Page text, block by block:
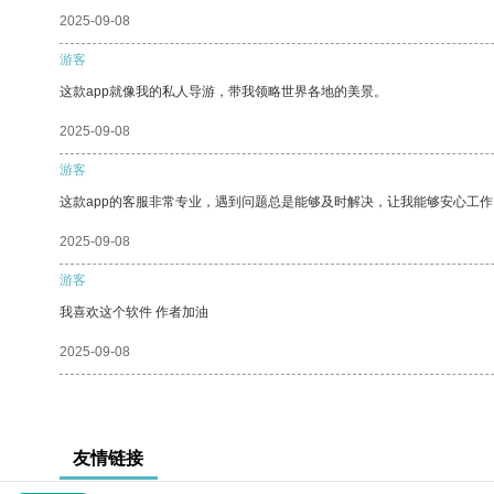
2025-09-08
游客
这款app就像我的私人导游，带我领略世界各地的美景。
2025-09-08
游客
这款app的客服非常专业，遇到问题总是能够及时解决，让我能够安心工
2025-09-08
游客
我喜欢这个软件 作者加油
2025-09-08
友情链接